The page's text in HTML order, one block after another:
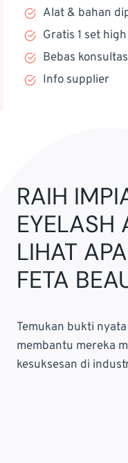
Alat & bahan
Gratis 1 set
Bebas
Info supplier
RAIH
EYELASH
LIHAT
FETA
Temukan bukti
membantu mereka
kesuksesan di